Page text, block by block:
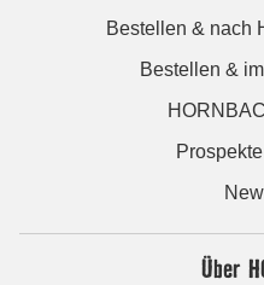
Bestellen & nach
Bestellen &
Über